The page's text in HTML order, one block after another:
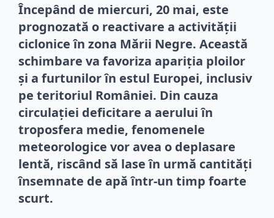
Începând de miercuri, 20 mai, este
prognozată o reactivare a activității
ciclonice în zona Mării Negre. Această
schimbare va favoriza apariția ploilor
și a furtunilor în estul Europei, inclusiv
pe teritoriul României. Din cauza
circulației deficitare a aerului în
troposfera medie, fenomenele
meteorologice vor avea o deplasare
lentă, riscând să lase în urmă cantități
însemnate de apă într-un timp foarte
scurt.